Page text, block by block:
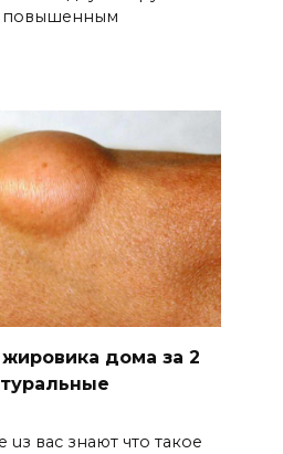
повышенным
дома за 2
uз вас знают что такоe